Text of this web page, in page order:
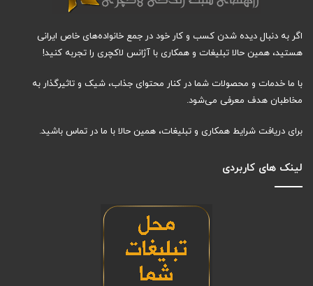
اگر به دنبال دیده شدن کسب و کار خود در جمع خانواده‌های خاص ایرانی
هستید، همین حالا تبلیغات و همکاری با آژانس لاکچری را تجربه کنید!
با ما خدمات و محصولات شما در کنار محتوای جذاب، شیک و تاثیرگذار به
مخاطبان هدف معرفی می‌شود.
برای دریافت شرایط همکاری و تبلیغات، همین حالا با ما در تماس باشید.
لینک های کاربردی